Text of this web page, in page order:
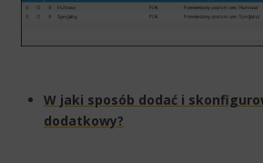
W jaki sposób dodać i
dodatkowy?